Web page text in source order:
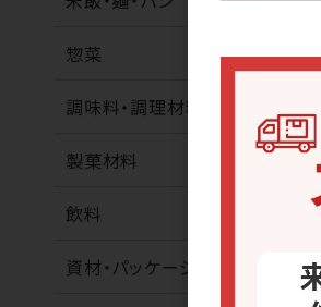
惣菜
調味料・調理材料
製菓材料
飲料
資材・パッケージ